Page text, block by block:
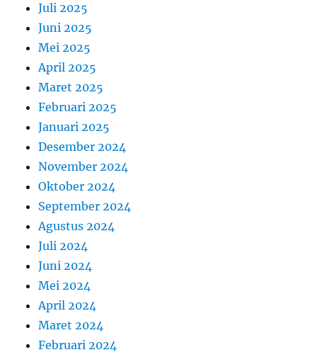
Juli 2025
Juni 2025
Mei 2025
April 2025
Maret 2025
Februari 2025
Januari 2025
Desember 2024
November 2024
Oktober 2024
September 2024
Agustus 2024
Juli 2024
Juni 2024
Mei 2024
April 2024
Maret 2024
Februari 2024